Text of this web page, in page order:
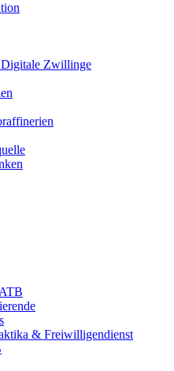
Zwillinge
& Freiwilligendienst